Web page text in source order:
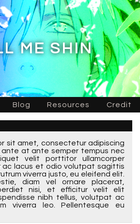
ME SHIN
Blog Resources Credit
sit amet, consectetur adipiscing
ante at ante semper tempus nec
velit porttitor ullamcorper
ac lacus et odio volutpat sagittis
viverra justo, eu eleifend elit.
diam vel ornare placerat,
nisi, et efficitur velit elit
nibh tellus, volutpat ac
viverra leo. Pellentesque eu